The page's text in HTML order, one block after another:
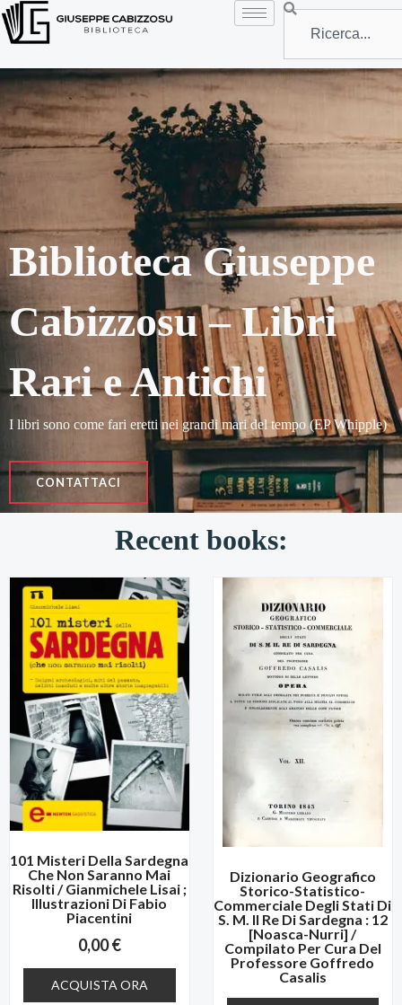
Vai
al
Search
Biblioteca Giuseppe
Cabizzosu – Libri
Rari e Antichi
I libri sono come fari eretti nei grandi mari del tempo (EP Whipple)
CONTATTACI
Recent books:
101 Misteri Della Sardegna
Che Non Saranno Mai
Risolti / Gianmichele Lisai ;
Illustrazioni Di Fabio
Piacentini
0,00€
ACQUISTA ORA
Dizionario Geografico
Storico-Statistico-
Commerciale Degli Stati Di
S. M. Il Re Di Sardegna : 12
[Noasca-Nurri] /
Compilato Per Cura Del
Professore Goffredo
Casalis